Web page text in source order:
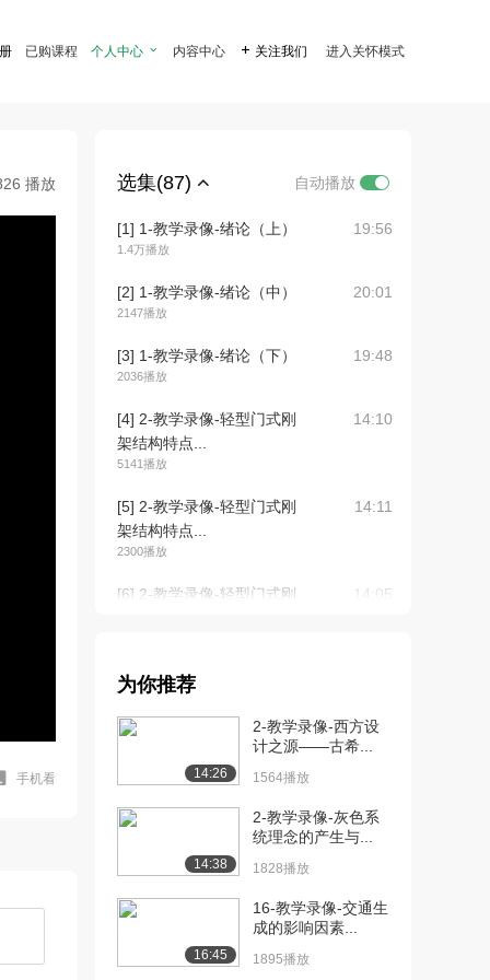
已购课程 个人中心  内容中心  关注我们 进入关怀模式
播放
手机看
选集(87) 自动播放
[1] 1-教学录像-绪论（上）
1.4万播放
19:56
[2] 1-教学录像-绪论（中）
2147播放
20:01
[3] 1-教学录像-绪论（下）
2036播放
19:48
[4] 2-教学录像-轻型门式刚
架结构特点...
5141播放
14:10
[5] 2-教学录像-轻型门式刚
架结构特点...
2300播放
14:11
[6] 2-教学录像-轻型门式刚
14:05
[7] 3-教学录像-压型钢板
2624播放
[8] 3-教学录像-压型钢板
2102播放
[9] 3-教学录像-压型钢板
（下）
1538播放
[10] 4-教学录像-檩条
（上）
为你推荐
14:26
2-教学录像-西方设
计之源——古希...
1564播放
14:38
2-教学录像-灰色系
统理念的产生与...
1828播放
16:45
16-教学录像-交通生
成的影响因素...
1895播放